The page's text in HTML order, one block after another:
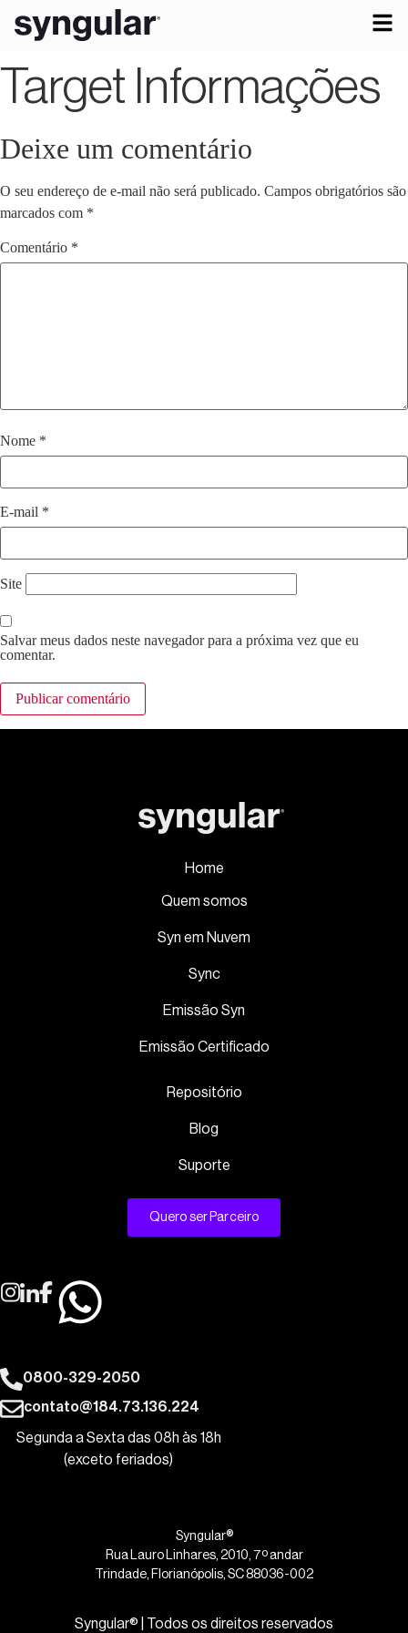
Target Informações
Deixe um comentário
O seu endereço de e-mail não será publicado. Campos obrigatórios são
marcados com *
Comentário *
Nome *
E-mail *
Site
Salvar meus dados neste navegador para a próxima vez que eu
comentar.
Home
Quem somos
Syn em Nuvem
Sync
Emissão Syn
Emissão Certificado
Repositório
Blog
Suporte
Quero ser Parceiro
0800-329-2050
contato@184.73.136.224
Segunda a Sexta das 08h às 18h
(exceto feriados)
Syngular®
Rua Lauro Linhares, 2010, 7º andar
Trindade, Florianópolis, SC 88036-002
Syngular® | Todos os direitos reservados